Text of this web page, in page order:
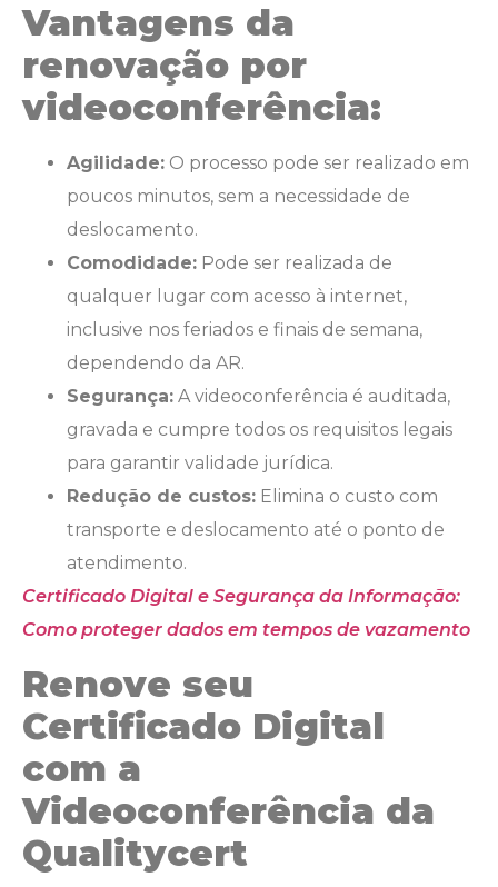
Vantagens da
renovação por
videoconferência:
Agilidade: O processo pode ser realizado em
poucos minutos, sem a necessidade de
deslocamento.
Comodidade: Pode ser realizada de
qualquer lugar com acesso à internet,
inclusive nos feriados e finais de semana,
dependendo da AR.
Segurança: A videoconferência é auditada,
gravada e cumpre todos os requisitos legais
para garantir validade jurídica.
Redução de custos: Elimina o custo com
transporte e deslocamento até o ponto de
atendimento.
Certificado Digital e Segurança da Informação:
Como proteger dados em tempos de vazamento
Renove seu
Certificado Digital
com a
Videoconferência da
Qualitycert